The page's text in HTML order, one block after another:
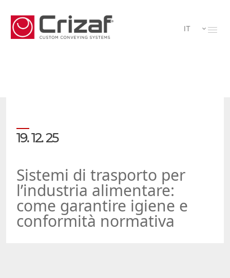
IT
19. 12. 25
Sistemi di trasporto per
l’industria alimentare:
come garantire igiene e
conformità normativa